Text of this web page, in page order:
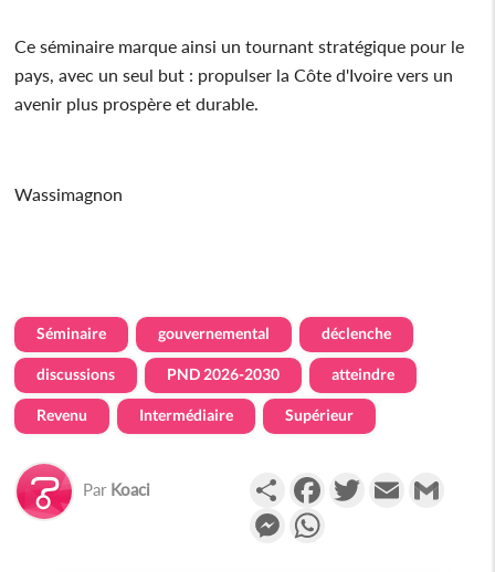
Ce séminaire marque ainsi un tournant stratégique pour le
pays, avec un seul but : propulser la Côte d'Ivoire vers un
avenir plus prospère et durable.
Wassimagnon
Séminaire gouvernemental déclenche
discussions PND 2026-2030 atteindre
Revenu Intermédiaire Supérieur
Par Koaci PartagerFacebookTwitterEmail
Messenger